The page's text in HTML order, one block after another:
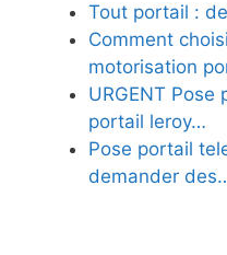
Tout portail :
Comment
motorisation
URGENT
portail leroy…
Pose portail
demander